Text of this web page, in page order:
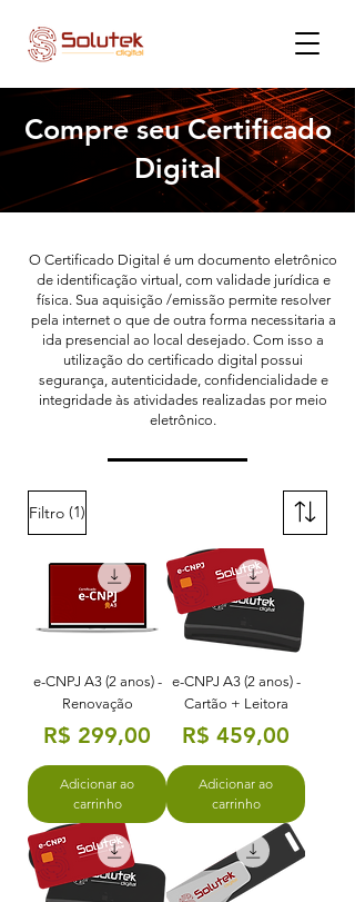
Compre seu Certificado
Digital
O Certificado Digital é um documento eletrônico
de identificação virtual, com validade jurídica e
física. Sua aquisição /emissão permite resolver
pela internet o que de outra forma necessitaria a
ida presencial ao local desejado. Com isso a
utilização do certificado digital possui
segurança, autenticidade, confidencialidade e
integridade às atividades realizadas por meio
eletrônico.
Filtro (1)
e-CNPJ A3 (2 anos) -
Renovação
Preço
R$ 299,00
Adicionar ao
carrinho
e-CNPJ A3 (2 anos) -
Cartão + Leitora
Preço
R$ 459,00
Adicionar ao
carrinho